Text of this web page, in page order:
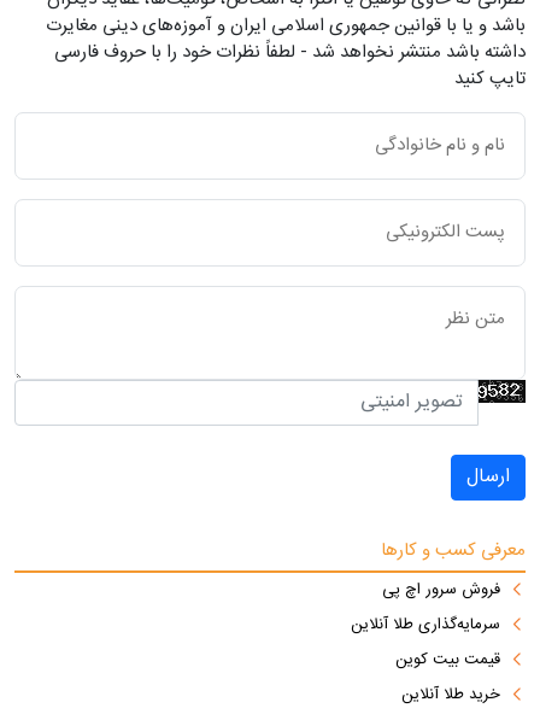
باشد و یا با قوانین جمهوری اسلامی ایران و آموزه‌های دینی مغایرت
داشته باشد منتشر نخواهد شد - لطفاً نظرات خود را با حروف فارسی
تایپ کنید
ارسال
معرفی کسب و کارها
فروش سرور اچ پی
سرمایه‌گذاری طلا آنلاین
قیمت بیت کوین
خرید طلا آنلاین